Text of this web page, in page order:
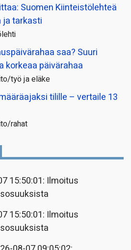
Suomen Kiinteistölehteä
ja tarkasti
saa? Suuri
korkeaa päivärahaa
työ ja eläke
tilille – vertaile 13
rahat
15:50:01: Ilmoitus
15:50:01: Ilmoitus